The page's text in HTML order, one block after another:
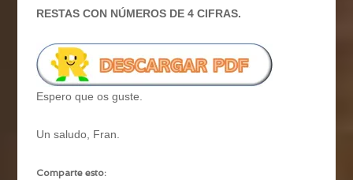
RESTAS CON NÚMEROS DE 4 CIFRAS.
Espero que os guste.
Un saludo, Fran.
Comparte esto: